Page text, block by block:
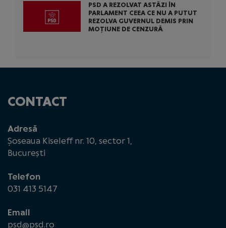
PSD A REZOLVAT ASTĂZI ÎN
PARLAMENT CEEA CE NU A PUTUT
REZOLVA GUVERNUL DEMIS PRIN
MOȚIUNE DE CENZURĂ
CONTACT
Adresă
Șoseaua Kiseleff nr. 10, sector 1,
București
Telefon
031 413 5147
Email
psd@psd.ro